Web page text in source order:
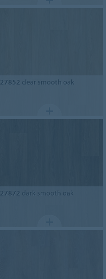
27852 clear smooth oak
27872 dark smooth oak